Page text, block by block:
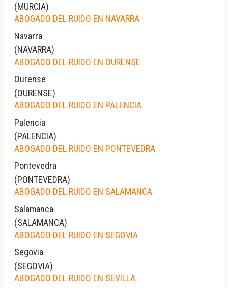
(MURCIA)
ABOGADO DEL RUIDO EN NAVARRA
Navarra
(NAVARRA)
ABOGADO DEL RUIDO EN OURENSE
Ourense
(OURENSE)
ABOGADO DEL RUIDO EN PALENCIA
Palencia
(PALENCIA)
ABOGADO DEL RUIDO EN PONTEVEDRA
Pontevedra
(PONTEVEDRA)
ABOGADO DEL RUIDO EN SALAMANCA
Salamanca
(SALAMANCA)
ABOGADO DEL RUIDO EN SEGOVIA
Segovia
(SEGOVIA)
ABOGADO DEL RUIDO EN SEVILLA